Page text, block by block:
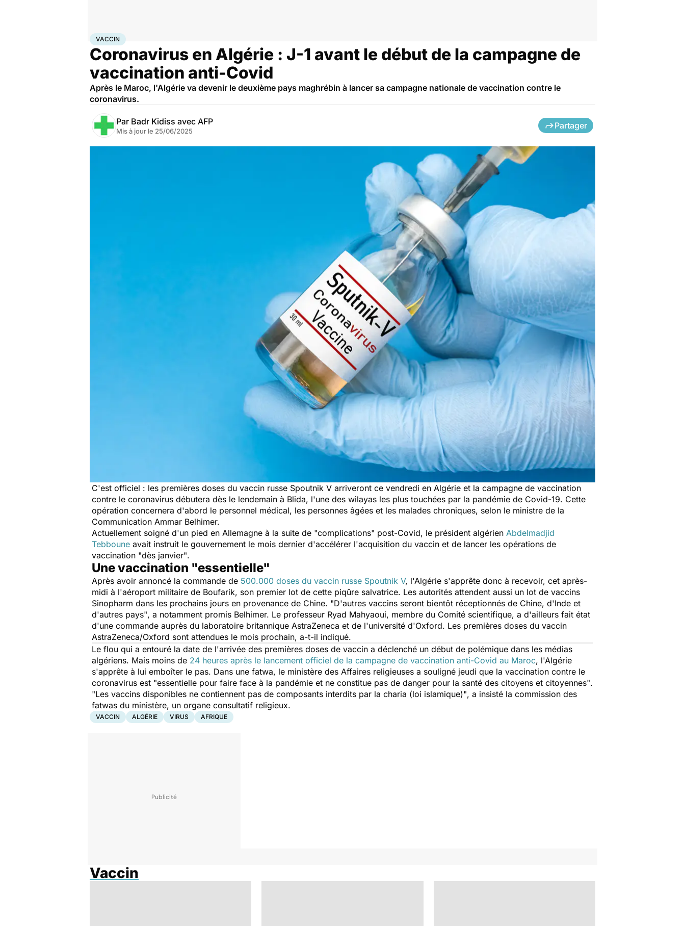
AccueilSanté
VACCIN
Coronavirus en Algérie : J-1 avant le début de la campagne de
vaccination anti-Covid
Après le Maroc, l'Algérie va devenir le deuxième pays maghrébin à lancer sa campagne nationale de vaccination contre le
coronavirus.
Par Badr Kidiss avec AFP
Mis à jour le 25/06/2025
Partager
C'est officiel : les premières doses du vaccin russe Spoutnik V arriveront ce vendredi en Algérie et la campagne de vaccination
contre le coronavirus débutera dès le lendemain à Blida, l'une des wilayas les plus touchées par la pandémie de Covid-19. Cette
opération concernera d'abord le personnel médical, les personnes âgées et les malades chroniques, selon le ministre de la
Communication Ammar Belhimer.
Actuellement soigné d'un pied en Allemagne à la suite de "complications" post-Covid, le président algérien Abdelmadjid
Tebboune avait instruit le gouvernement le mois dernier d'accélérer l'acquisition du vaccin et de lancer les opérations de
vaccination "dès janvier".
Une vaccination "essentielle"
Après avoir annoncé la commande de 500.000 doses du vaccin russe Spoutnik V, l'Algérie s'apprête donc à recevoir, cet après-
midi à l'aéroport militaire de Boufarik, son premier lot de cette piqûre salvatrice. Les autorités attendent aussi un lot de vaccins
Sinopharm dans les prochains jours en provenance de Chine. "D'autres vaccins seront bientôt réceptionnés de Chine, d'Inde et
d'autres pays", a notamment promis Belhimer. Le professeur Ryad Mahyaoui, membre du Comité scientifique, a d'ailleurs fait état
d'une commande auprès du laboratoire britannique AstraZeneca et de l'université d'Oxford. Les premières doses du vaccin
AstraZeneca/Oxford sont attendues le mois prochain, a-t-il indiqué.
Le flou qui a entouré la date de l'arrivée des premières doses de vaccin a déclenché un début de polémique dans les médias
algériens. Mais moins de 24 heures après le lancement officiel de la campagne de vaccination anti-Covid au Maroc, l'Algérie
s'apprête à lui emboîter le pas. Dans une fatwa, le ministère des Affaires religieuses a souligné jeudi que la vaccination contre le
coronavirus est "essentielle pour faire face à la pandémie et ne constitue pas de danger pour la santé des citoyens et citoyennes".
"Les vaccins disponibles ne contiennent pas de composants interdits par la charia (loi islamique)", a insisté la commission des
fatwas du ministère, un organe consultatif religieux.
VACCIN ALGÉRIE VIRUS AFRIQUE
Vaccin